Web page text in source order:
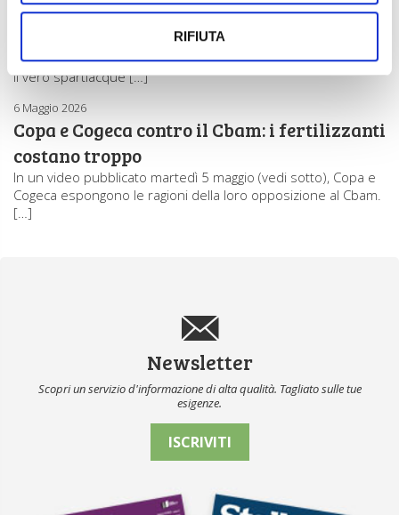
RIFIUTA
Il caro-azoto riduce le superfici UE a mais
Le semine primaverili nell’Emisfero settentrionale entrano
nel vivo con un’incertezza che non è più solo climatica. Infatti,
il vero spartiacque […]
6 Maggio 2026
Copa e Cogeca contro il Cbam: i fertilizzanti
costano troppo
In un video pubblicato martedì 5 maggio (vedi sotto), Copa e
Cogeca espongono le ragioni della loro opposizione al Cbam.
[…]
Newsletter
Scopri un servizio d'informazione di alta qualità. Tagliato sulle tue
esigenze.
ISCRIVITI